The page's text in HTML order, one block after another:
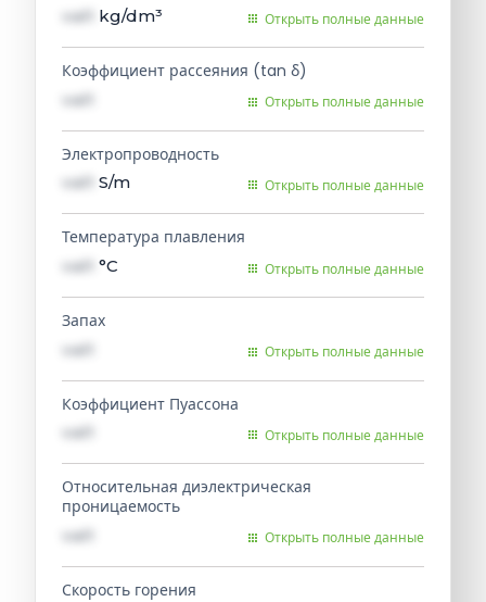
val1 kg/dm³ Открыть полные данные
Коэффициент рассеяния (tan δ)
val1 Открыть полные данные
Электропроводность
val1 S/m Открыть полные данные
Температура плавления
val1 °C Открыть полные данные
Запах
val1 Открыть полные данные
Коэффициент Пуассона
val1 Открыть полные данные
Относительная диэлектрическая
проницаемость
val1 Открыть полные данные
Скорость горения